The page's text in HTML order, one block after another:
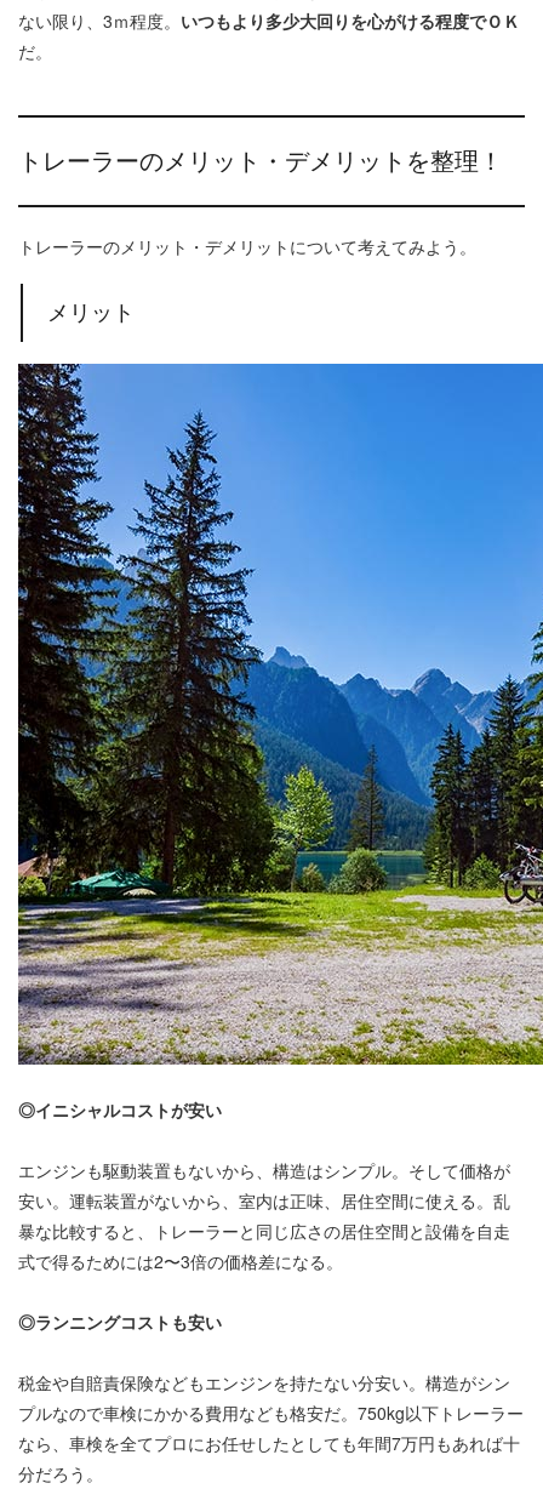
ない限り、3ｍ程度。 いつもより多少大回りを心がける程度でＯＫ
だ。
トレーラーのメリット・デメリットを整理！
トレーラーのメリット・デメリットについて考えてみよう。
メリット
◎イニシャルコストが安い
エンジンも駆動装置もないから、構造はシンプル。そして価格が
安い。運転装置がないから、室内は正味、居住空間に使える。乱
暴な比較すると、トレーラーと同じ広さの居住空間と設備を自走
式で得るためには2〜3倍の価格差になる。
◎ランニングコストも安い
税金や自賠責保険などもエンジンを持たない分安い。構造がシン
プルなので車検にかかる費用なども格安だ。750kg以下トレーラー
なら、車検を全てプロにお任せしたとしても年間7万円もあれば十
分だろう。